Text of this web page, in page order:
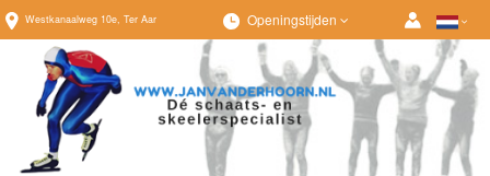
Westkanaalweg 10e, Ter Aar Openingstijden